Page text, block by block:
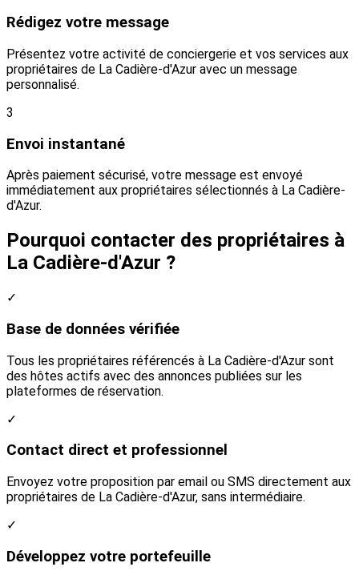
Rédigez votre message
Présentez votre activité de conciergerie et vos services aux
propriétaires de La Cadière-d'Azur avec un message
personnalisé.
3
Envoi instantané
Après paiement sécurisé, votre message est envoyé
immédiatement aux propriétaires sélectionnés à La Cadière-
d'Azur.
Pourquoi contacter des propriétaires à
La Cadière-d'Azur ?
✓
Base de données vérifiée
Tous les propriétaires référencés à La Cadière-d'Azur sont
des hôtes actifs avec des annonces publiées sur les
plateformes de réservation.
✓
Contact direct et professionnel
Envoyez votre proposition par email ou SMS directement aux
propriétaires de La Cadière-d'Azur, sans intermédiaire.
✓
Développez votre portefeuille